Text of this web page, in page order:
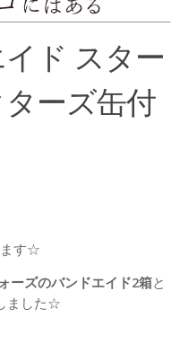
ド スター
ーズ缶付
ます☆
ーズのバンドエイド2箱と
ました☆